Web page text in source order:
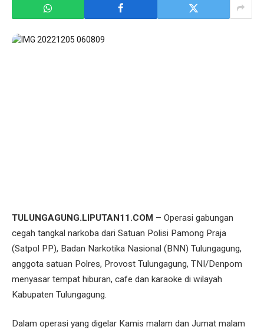
TULUNGAGUNG.LIPUTAN11.COM – Operasi gabungan
cegah tangkal narkoba dari Satuan Polisi Pamong Praja
(Satpol PP), Badan Narkotika Nasional (BNN) Tulungagung,
anggota satuan Polres, Provost Tulungagung, TNI/Denpom
menyasar tempat hiburan, cafe dan karaoke di wilayah
Kabupaten Tulungagung.
Dalam operasi yang digelar Kamis malam dan Jumat malam